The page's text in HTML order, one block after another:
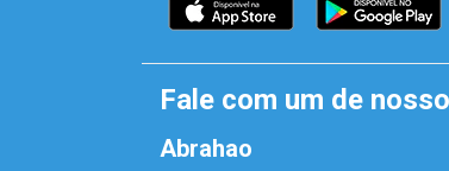
Fale com um de
Abrahao